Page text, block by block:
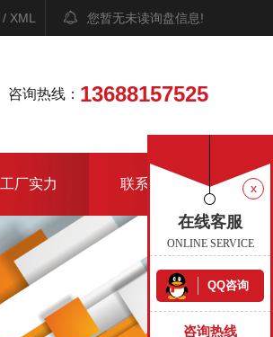
您暂无未读询盘信息!
/ XML
咨询热线： 13688157525
工厂实力 联系我们 x
在线客服
ONLINE SERVICE
QQ咨询
咨询热线